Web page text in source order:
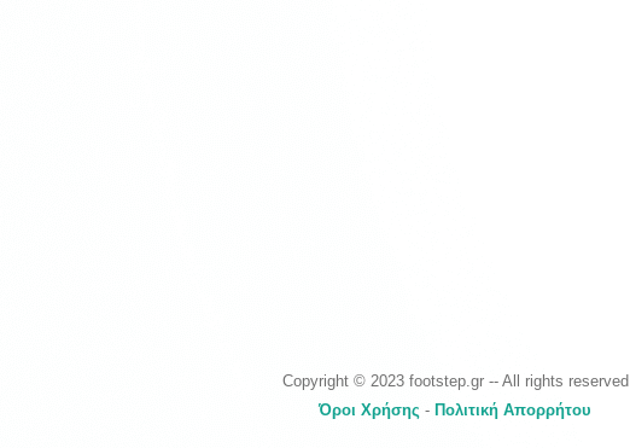
Copyright © 2023 footstep.gr -- All rights reserved
Όροι Χρήσης - Πολιτική Απορρήτου